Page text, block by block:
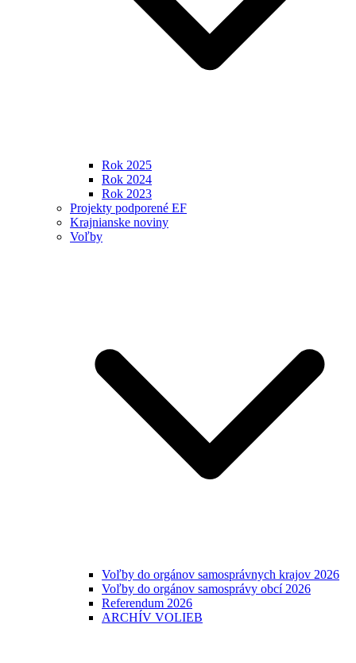
Rok 2025
Rok 2024
Rok 2023
Projekty podporené EF
Krajnianske noviny
Voľby
Voľby do orgánov samosprávnych krajov 2026
Voľby do orgánov samosprávy obcí 2026
Referendum 2026
ARCHÍV VOLIEB